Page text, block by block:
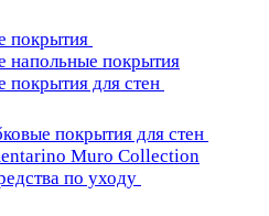
покрытия
напольные покрытия
покрытия для стен
покрытия для стен
Muro Collection
по уходу